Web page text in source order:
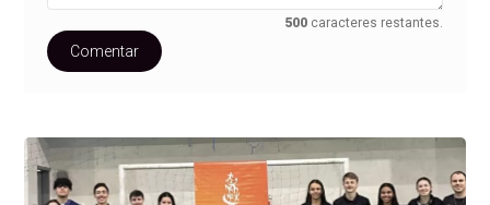
500 caracteres restantes.
Comentar